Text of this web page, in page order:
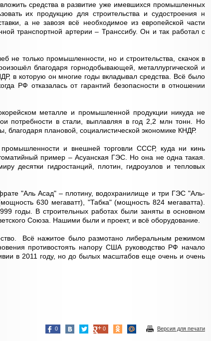
средства в развитие уже имевшихся промышленных
их продукцию для строительства и судостроения н
а не завозя всё необходимое из европейской части
транспортной артерии – Транссибу. Он и так работал с
не только промышленности, но и строительства, скачок в
благодаря горнодобывающей, металлургической и
в которую он многие годы вкладывал средства. Всё было
РФ отказалась от гарантий безопасности в отношении
металле и промышленной продукции никуда не
потребности в стали, выплавляя в год 2,2 млн тонн. Но
плановой, социалистической экономике КНДР.
и внешней торговли СССР, куда ни кинь
пример – Асуанская ГЭС. Но она не одна такая.
десятки гидростанций, плотин, гидроузлов и тепловых
"Аль Асад" – плотину, водохранилище и три ГЭС "Аль-
630 мегаватт), "Табка" (мощность 824 мегаватта).
годы. В строительных работах были заняты в основном
Союза. Нашими были и проект, и всё оборудование.
Всё нажитое было размотано либеральным режимом
противостоять напору США руководство РФ начало
в 2011 году, но до былых масштабов еще очень и очень
Версия для печати
0
0